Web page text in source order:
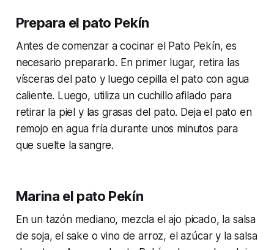
Prepara el pato Pekín
Antes de comenzar a cocinar el Pato Pekín, es
necesario prepararlo. En primer lugar, retira las
vísceras del pato y luego cepilla el pato con agua
caliente. Luego, utiliza un cuchillo afilado para
retirar la piel y las grasas del pato. Deja el pato en
remojo en agua fría durante unos minutos para
que suelte la sangre.
Marina el pato Pekín
En un tazón mediano, mezcla el ajo picado, la salsa
de soja, el sake o vino de arroz, el azúcar y la salsa